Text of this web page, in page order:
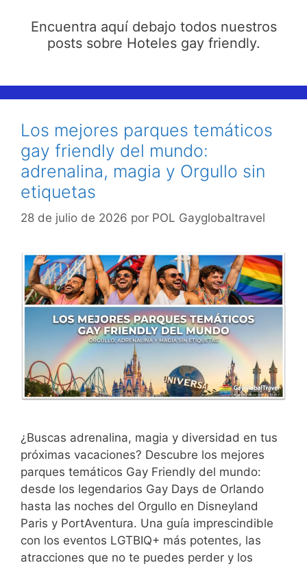
Encuentra aquí debajo todos nuestros
posts sobre Hoteles gay friendly.
Los mejores parques temáticos
gay friendly del mundo:
adrenalina, magia y Orgullo sin
etiquetas
28 de julio de 2026 por POL Gayglobaltravel
¿Buscas adrenalina, magia y diversidad en tus
próximas vacaciones? Descubre los mejores
parques temáticos Gay Friendly del mundo:
desde los legendarios Gay Days de Orlando
hasta las noches del Orgullo en Disneyland
Paris y PortAventura. Una guía imprescindible
con los eventos LGTBIQ+ más potentes, las
atracciones que no te puedes perder y los